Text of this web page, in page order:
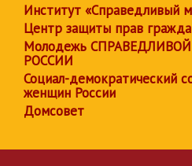
Институт «Справедливый
Центр защиты прав
Молодежь СПРАВЕДЛИВОЙ
РОССИИ
Социал-демократический
женщин России
Домсовет